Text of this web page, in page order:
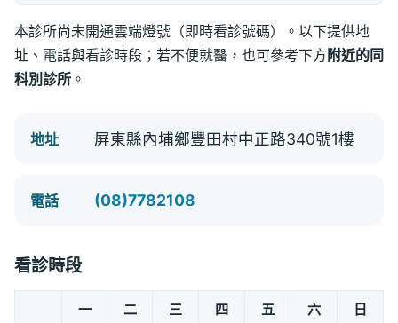
本診所尚未開通雲端燈號（即時看診號碼）。以下提供地
址、電話與看診時段；若不便就醫，也可參考下方 附近的同
科別診所 。
地址 屏東縣內埔鄉豐田村中正路340號1樓
電話 (08)7782108
看診時段
一 二 三 四 五 六 日